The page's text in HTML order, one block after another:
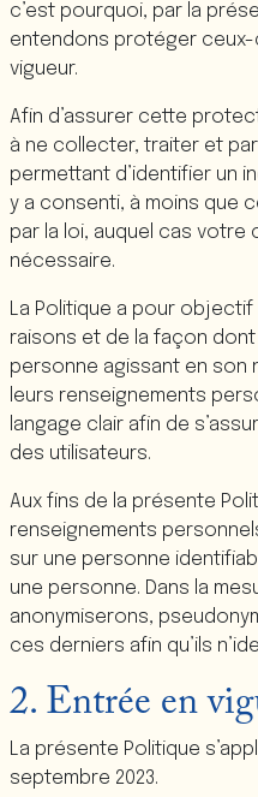
c’est pourquoi, par la
entendons protéger
vigueur.
Afin d’assurer cette
à ne collecter, traiter et
permettant d’identifier un
y a consenti, à moins que
par la loi, auquel cas
nécessaire.
La Politique a pour
raisons et de la façon
personne agissant en son
leurs renseignements
langage clair afin de
des utilisateurs.
Aux fins de la présente
renseignements
sur une personne
une personne. Dans la
anonymiserons,
ces derniers afin qu’ils
2. Entrée en
La présente Politique
septembre 2023.